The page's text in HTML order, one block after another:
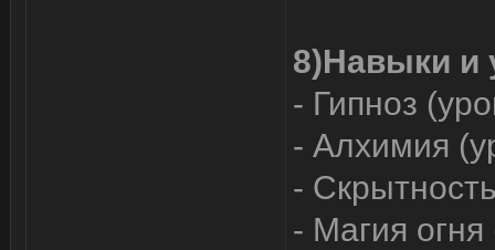
8)Навыки и
- Гипноз
- Алхимия
-
- Магия огня